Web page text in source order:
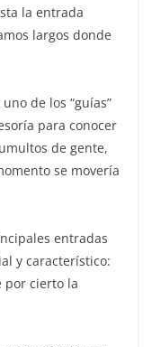
la entrada
largos donde
de los “guías”
para conocer
de gente,
se movería
entradas
y característico:
por cierto la